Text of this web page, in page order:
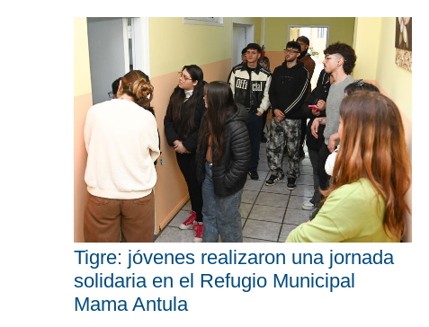
Tigre: jóvenes realizaron una jornada
solidaria en el Refugio Municipal
Mama Antula